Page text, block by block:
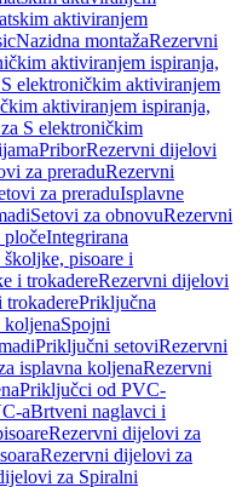
aktiviranjem
Nazidna montažaRezervni
aktiviranjem ispiranja,
elektroničkim aktiviranjem
aktiviranjem ispiranja,
S elektroničkim
PriborRezervni dijelovi
za preraduRezervni
za preraduIsplavne
Setovi za obnovuRezervni
pločeIntegrirana
pisoare i
i trokadereRezervni dijelovi
trokaderePriključna
Spojni
Priključni setoviRezervni
isplavna koljenaRezervni
Priključci od PVC-
aBrtveni naglavci i
Rezervni dijelovi za
Rezervni dijelovi za
za Spiralni